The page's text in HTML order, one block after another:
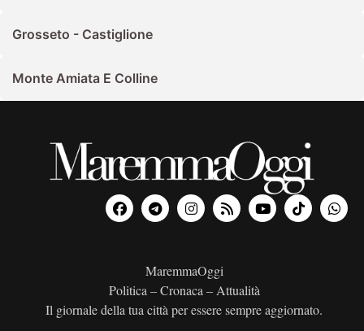
Grosseto - Castiglione
Monte Amiata E Colline
MaremmaOggi
Politica – Cronaca – Attualità
Il giornale della tua città per essere sempre aggiornato.